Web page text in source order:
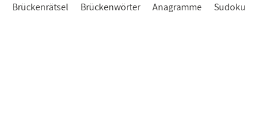
Brückenrätsel Brückenwörter Anagramme Sudoku